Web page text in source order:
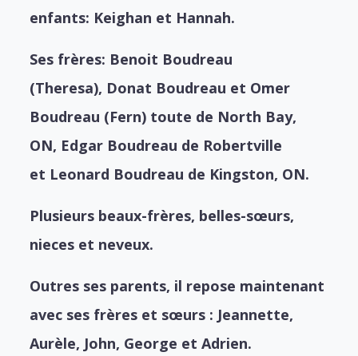
enfants: Keighan et Hannah.
Ses frères: Benoit Boudreau
(Theresa), Donat Boudreau et Omer
Boudreau (Fern) toute de North Bay,
ON, Edgar Boudreau de Robertville
et Leonard Boudreau de Kingston, ON.
Plusieurs beaux-frères, belles-sœurs,
nieces et neveux.
Outres ses parents, il repose maintenant
avec ses frères et sœurs : Jeannette,
Aurèle, John, George et Adrien.